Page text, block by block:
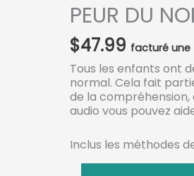
PEUR DU
$47.99
Tous les enfants ont
normal. Cela fait
de la
audio vous pouvez
Inclus les méthodes
PEUR
NOIR
ET
DES
OMBRES